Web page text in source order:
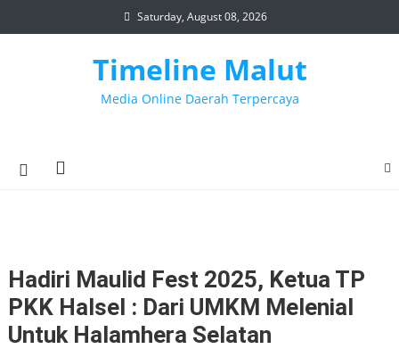
to
Saturday, August 08, 2026
Timeline Malut
Media Online Daerah Terpercaya
Hadiri Maulid Fest 2025, Ketua TP
PKK Halsel : Dari UMKM Melenial
Untuk Halamhera Selatan